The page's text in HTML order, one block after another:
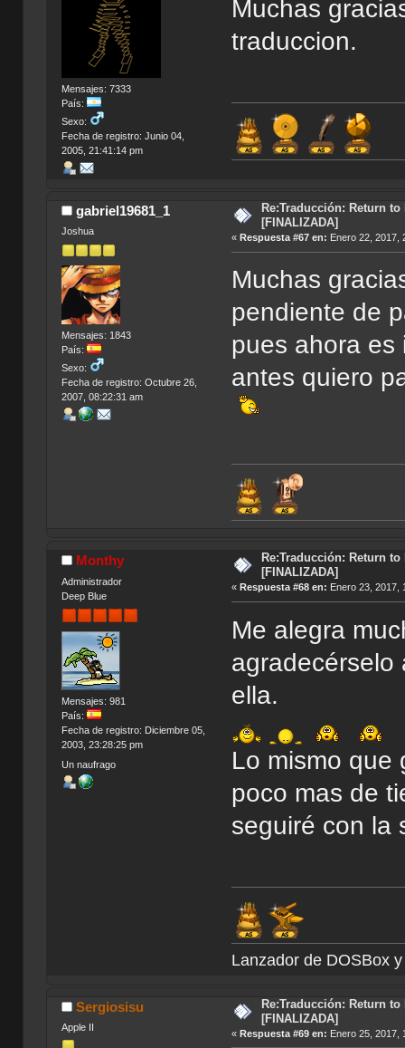
Mensajes: 7333
País:
Sexo:
Fecha de registro: Junio 04,
2005, 21:41:14 pm
Muchas
traduccion.
gabriel19681_1
Joshua
Mensajes: 1843
País:
Sexo:
Fecha de registro: Octubre 26,
2007, 08:22:31 am
Re:Traducción: Return
[FINALIZADA]
«Respuesta #67 en: Enero 22, 2017,
Muchas
pendiente de
pues ahora
antes quiero
Monthy
Administrador
Deep Blue
Mensajes: 981
País:
Fecha de registro: Diciembre 05,
2003, 23:28:25 pm
Un naufrago
Re:Traducción: Return
[FINALIZADA]
« Respuesta #68 en: Enero 23, 2017,
Me alegra
agradecérselo
ella.
Lo mismo que
poco mas de
seguiré con la
Lanzador de DOSBox
Sergiosisu
Apple II
Re:Traducción: Return
[FINALIZADA]
«Respuesta #69 en: Enero 25, 2017,